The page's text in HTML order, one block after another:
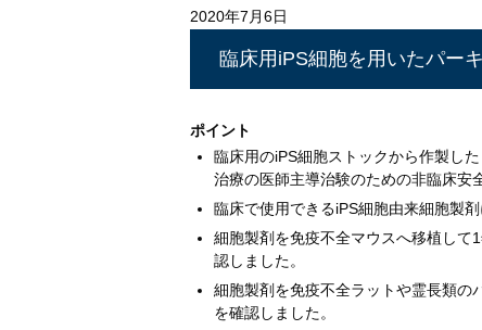
2020年7月6日
臨床用iPS細胞を用いたパー
ポイント
臨床用のiPS細胞ストックから作製し
治療の医師主導治験のための非臨床安
臨床で使用できるiPS細胞由来細胞製
細胞製剤を免疫不全マウスへ移植して
認しました。
細胞製剤を免疫不全ラットや霊長類の
を確認しました。